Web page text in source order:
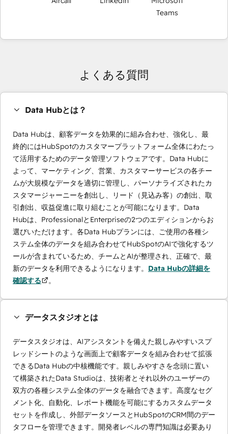
Teams
よくある質問
Data Hubとは？
Data Hubは、顧客データを効果的に組み合わせ、強化し、最
終的にはHubSpotのカスタマープラットフォーム全体にわたっ
て活用するためのデータ管理ソフトウェアです。Data Hubに
よって、マーケティング、営業、カスタマーサービスの各チー
ムが大規模なデータを適切に管理し、パーソナライズされたカ
スタマージャーニーを創出し、リード（見込み客）の創出、取
引創出、収益促進に取り組むことが可能になります。Data
Hubは、ProfessionalとEnterpriseの2つのエディションからお
選びいただけます。各Data Hubプランには、ご使用の各種シ
ステム全体のデータを組み合わせてHubSpotのAIで強化するツ
ールが含まれているため、チームとAIが整理され、正確で、最
新のデータを利用できるようになります。 Data Hubの詳細を
確認する
。
データスタジオとは
データスタジオは、AIアシスタントを備えた親しみやすいスプ
レッドシートのような画面上で顧客データを組み合わせて拡張
できるData Hubの中核機能です。親しみやすさを念頭に置い
て構築されたData Studioは、技術者とそれ以外のユーザーの
双方の各種システム全体のデータを融合できます。高度なセグ
メント化、自動化、レポート機能を可能にするカスタムデータ
セットを作成し、外部データソースとHubSpotのCRM間のデー
タフローを管理できます。開発者レベルの専門知識は必要あり